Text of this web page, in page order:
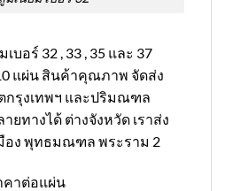
บอร์ 32 , 33 , 35 และ 37
แผ่น สินค้าคุณภาพ จัดส่ง
กรุงเทพฯ และปริมณฑล
ยทางได้ ต่างจังหวัด เราส่ง
อง พุทธมณฑล พระราม 2
คาต่อแผ่น